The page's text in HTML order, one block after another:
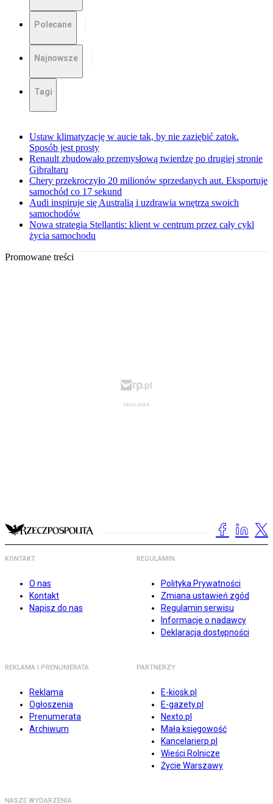
Polecane
Najnowsze
Tagi
Ustaw klimatyzację w aucie tak, by nie zaziębić zatok.
Sposób jest prosty
Renault zbudowało przemysłową twierdzę po drugiej stronie
Gibraltaru
Chery przekroczyło 20 milionów sprzedanych aut. Eksportuje
samochód co 17 sekund
Audi inspiruje się Australią i uzdrawia wnętrza swoich
samochodów
Nowa strategia Stellantis: klient w centrum przez cały cykl
życia samochodu
Promowane treści
KONTAKT
O nas
Kontakt
Napisz do nas
REGULAMIN
Polityka Prywatności
Zmiana ustawień zgód
Regulamin serwisu
Informacje o nadawcy
Deklaracja dostępności
REKLAMA I PRENUMERATA
Reklama
Ogłoszenia
Prenumerata
Archiwum
PARTNERZY
E-kiosk.pl
E-gazety.pl
Nexto.pl
Mała księgowość
Kancelarierp.pl
Wieści Rolnicze
Życie Warszawy
NASZE WYDARZENIA